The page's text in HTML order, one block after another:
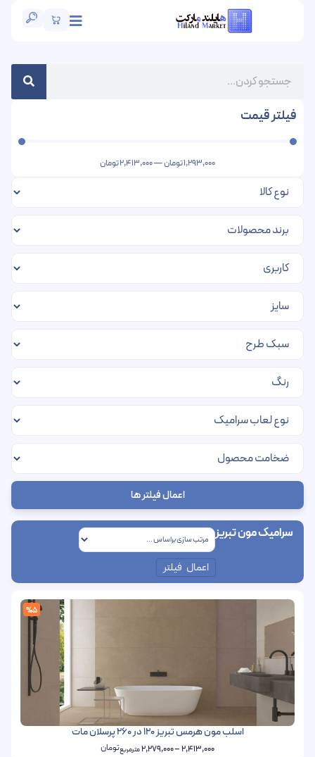
فیلتر قیمت
1,293,000تومان—
2,413,000تومان
اعمال فیلتر ها
سرامیک مون تبریز
اعمال فیلتر
%5
اسلب مون هرمس تبریز 120 در 260 پرسلان مات
2,413,000
–
2,279,000مترمربعتومان